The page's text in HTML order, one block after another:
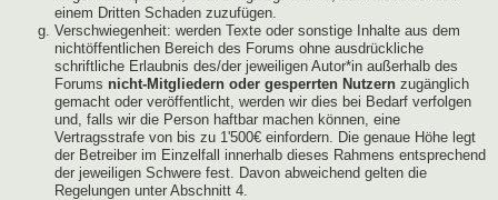
einem Dritten Schaden zuzufügen.
Verschwiegenheit: werden Texte oder sonstige Inhalte aus dem
nichtöffentlichen Bereich des Forums ohne ausdrückliche
schriftliche Erlaubnis des/der jeweiligen Autor*in außerhalb des
Forums nicht-Mitgliedern oder gesperrten Nutzern zugänglich
gemacht oder veröffentlicht, werden wir dies bei Bedarf verfolgen
und, falls wir die Person haftbar machen können, eine
Vertragsstrafe von bis zu 1'500€ einfordern. Die genaue Höhe legt
der Betreiber im Einzelfall innerhalb dieses Rahmens entsprechend
der jeweiligen Schwere fest. Davon abweichend gelten die
Regelungen unter Abschnitt 4.